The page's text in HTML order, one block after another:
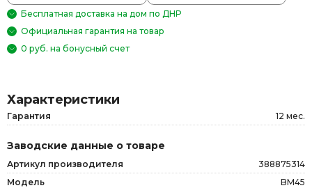
Бесплатная доставка на дом по ДНР
Официальная гарантия на товар
0 руб. на бонусный счет
Характеристики
Гарантия 12 мес.
Заводские данные о товаре
Артикул производителя
388875314
Модель
BM45